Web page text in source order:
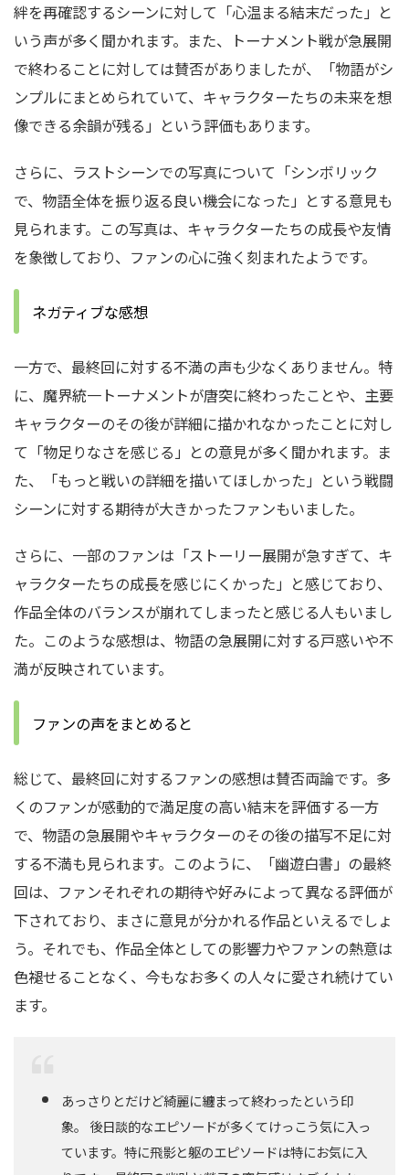
絆を再確認するシーンに対して「心温まる結末だった」と
いう声が多く聞かれます。また、トーナメント戦が急展開
で終わることに対しては賛否がありましたが、「物語がシ
ンプルにまとめられていて、キャラクターたちの未来を想
像できる余韻が残る」という評価もあります。
さらに、ラストシーンでの写真について「シンボリック
で、物語全体を振り返る良い機会になった」とする意見も
見られます。この写真は、キャラクターたちの成長や友情
を象徴しており、ファンの心に強く刻まれたようです。
ネガティブな感想
一方で、最終回に対する不満の声も少なくありません。特
に、魔界統一トーナメントが唐突に終わったことや、主要
キャラクターのその後が詳細に描かれなかったことに対し
て「物足りなさを感じる」との意見が多く聞かれます。ま
た、「もっと戦いの詳細を描いてほしかった」という戦闘
シーンに対する期待が大きかったファンもいました。
さらに、一部のファンは「ストーリー展開が急すぎて、キ
ャラクターたちの成長を感じにくかった」と感じており、
作品全体のバランスが崩れてしまったと感じる人もいまし
た。このような感想は、物語の急展開に対する戸惑いや不
満が反映されています。
ファンの声をまとめると
総じて、最終回に対するファンの感想は賛否両論です。多
くのファンが感動的で満足度の高い結末を評価する一方
で、物語の急展開やキャラクターのその後の描写不足に対
する不満も見られます。このように、「幽遊白書」の最終
回は、ファンそれぞれの期待や好みによって異なる評価が
下されており、まさに意見が分かれる作品といえるでしょ
う。それでも、作品全体としての影響力やファンの熱意は
色褪せることなく、今もなお多くの人々に愛され続けてい
ます。
あっさりとだけど綺麗に纏まって終わったという印
象。 後日談的なエピソードが多くてけっこう気に入っ
ています。特に飛影と躯のエピソードは特にお気に入